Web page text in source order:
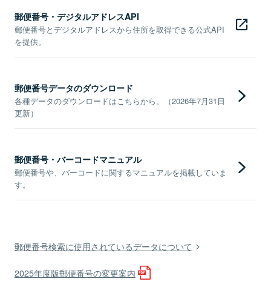
郵便番号・デジタルアドレスAPI
郵便番号とデジタルアドレスから住所を取得できる公式API
を提供。
郵便番号データのダウンロード
各種データのダウンロードはこちらから。（2026年7月31日
更新）
郵便番号・バーコードマニュアル
郵便番号や、バーコードに関するマニュアルを掲載していま
す。
郵便番号検索に使用されているデータについて
2025年度版郵便番号の変更案内